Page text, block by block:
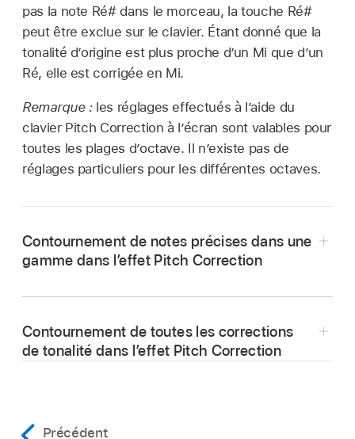
pas la note Ré# dans le morceau, la touche Ré#
peut être exclue sur le clavier. Étant donné que la
tonalité d’origine est plus proche d’un Mi que d’un
Ré, elle est corrigée en Mi.
Remarque : les réglages effectués à l’aide du
clavier Pitch Correction à l’écran sont valables pour
toutes les plages d’octave. Il n’existe pas de
réglages particuliers pour les différentes octaves.
Contournement de notes précises dans une
gamme dans l’effet Pitch Correction
Notes.
Contournement de toutes les corrections
de tonalité dans l’effet Pitch Correction
Précédent